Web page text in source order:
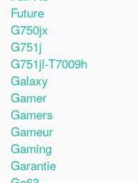
Future
G750jx
G751j
G751jl-T7009h
Galaxy
Gamer
Gamers
Gameur
Gaming
Garantie